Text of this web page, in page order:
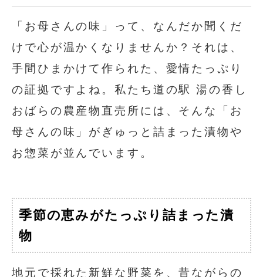
「お母さんの味」って、なんだか聞くだ
けで心が温かくなりませんか？それは、
手間ひまかけて作られた、愛情たっぷり
の証拠ですよね。私たち道の駅 湯の香し
おばらの農産物直売所には、そんな「お
母さんの味」がぎゅっと詰まった漬物や
お惣菜が並んでいます。
季節の恵みがたっぷり詰まった漬
物
地元で採れた新鮮な野菜を、昔ながらの